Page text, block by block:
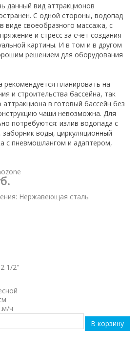
данный вид аттракционов
С одной стороны, водопад
виде своеобразного массажа, с
и стресс за счет создания
картины. И в том и в другом
решением для оборудования
рекомендуется планировать на
и строительства бассейна, так
аттракциона в готовый бассейн без
чаши невозможна. Для
потребуются: излив водопада с
воды, циркуляционный
с пневмошлангом и адаптером,
: Нержавеющая сталь
1/2"
ч